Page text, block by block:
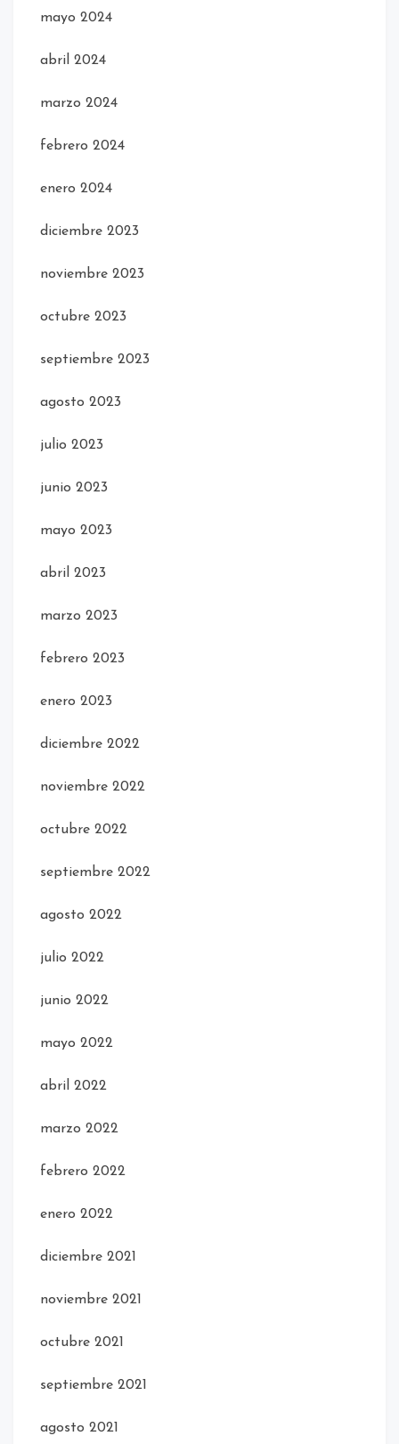
mayo 2024
abril 2024
marzo 2024
febrero 2024
enero 2024
diciembre 2023
noviembre 2023
octubre 2023
septiembre 2023
agosto 2023
julio 2023
junio 2023
mayo 2023
abril 2023
marzo 2023
febrero 2023
enero 2023
diciembre 2022
noviembre 2022
octubre 2022
septiembre 2022
agosto 2022
julio 2022
junio 2022
mayo 2022
abril 2022
marzo 2022
febrero 2022
enero 2022
diciembre 2021
noviembre 2021
octubre 2021
septiembre 2021
agosto 2021